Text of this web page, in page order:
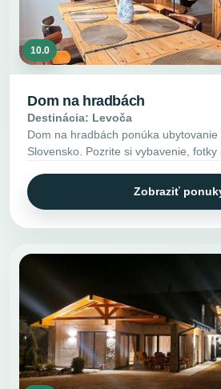
10.0
Dom na hradbách
Destinácia: Levoča
Dom na hradbách ponúka ubytovanie
Slovensko. Pozrite si vybavenie, fotky
Zobraziť